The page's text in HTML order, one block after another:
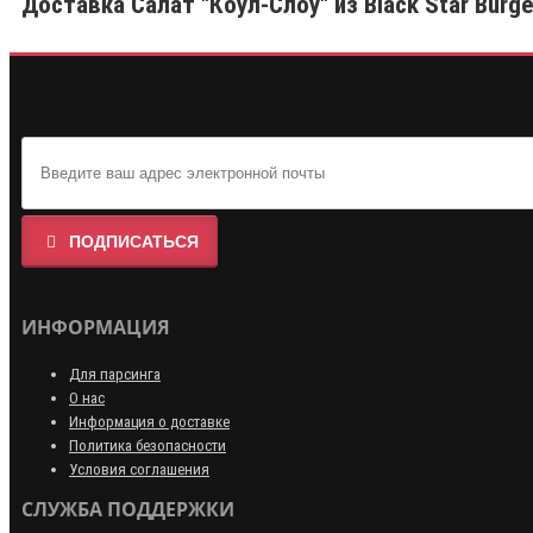
ПОДПИСАТЬСЯ
ИНФОРМАЦИЯ
Для парсинга
О нас
Информация о доставке
Политика безопасности
Условия соглашения
СЛУЖБА ПОДДЕРЖКИ